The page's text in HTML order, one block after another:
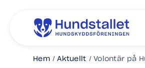
Hem Aktuellt Volontär på